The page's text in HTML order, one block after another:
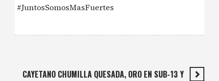
#JuntosSomosMasFuertes
CAYETANO CHUMILLA QUESADA, ORO EN SUB-13 Y